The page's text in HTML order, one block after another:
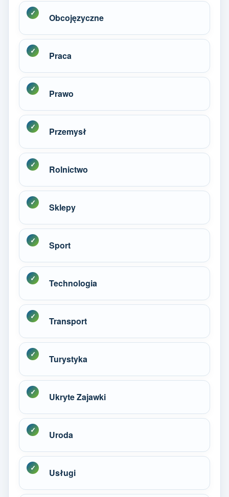
Obcojęzyczne
Praca
Prawo
Przemysł
Rolnictwo
Sklepy
Sport
Technologia
Transport
Turystyka
Ukryte Zajawki
Uroda
Usługi